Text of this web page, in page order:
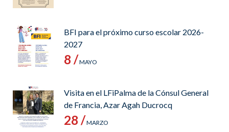
BFI para el próximo curso escolar 2026-
2027
8 /MAYO
Visita en el LFiPalma de la Cónsul General
de Francia, Azar Agah Ducrocq
28 /MARZO